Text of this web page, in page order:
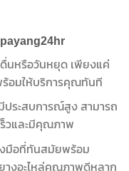
ดื่นหรือวันหยุด เพียงแค่
ร้อมให้บริการคุณทันที
ระสบการณ์สูง สามารถ
วและมีคุณภาพ
มือที่ทันสมัยพร้อม
างอะไหล่คุณภาพดีหลาก